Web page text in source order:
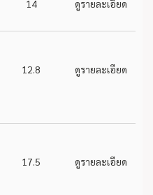
14 ดูรายละเอียด
12.8 ดูรายละเอียด
17.5 ดูรายละเอียด